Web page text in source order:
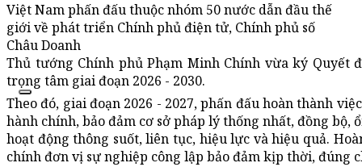
Việt Nam phấn đấu thuộc nhóm 50 nước dẫn đầu thế
giới về phát triển Chính phủ điện tử, Chính phủ số
Châu Doanh
Thủ tướng Chính phủ Phạm Minh Chính vừa ký Quyết
trọng tâm giai đoạn 2026 - 2030.
Theo đó, giai đoạn 2026 - 2027, phấn đấu hoàn thành
hành chính, bảo đảm cơ sở pháp lý thống nhất, đồng
hoạt động thông suốt, liên tục, hiệu lực và hiệu quả.
chính đơn vị sự nghiệp công lập bảo đảm kịp thời, đúng